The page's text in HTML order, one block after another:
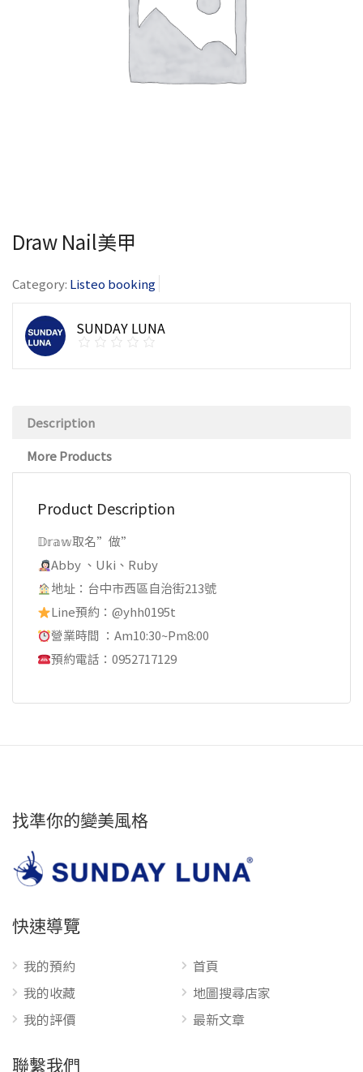
Draw Nail美甲
Category: Listeo booking
SUNDAY LUNA
Description
More Products
Product Description
𝔻𝕣𝕒𝕨取名”做”
Abby 、Uki、Ruby
地址：台中市西區自治街213號
Line預約：@yhh0195t
營業時間 ：Am10:30~Pm8:00
預約電話：0952717129
找準你的變美風格
快速導覽
我的預約
我的收藏
我的評價
首頁
地圖搜尋店家
最新文章
聯繫我們